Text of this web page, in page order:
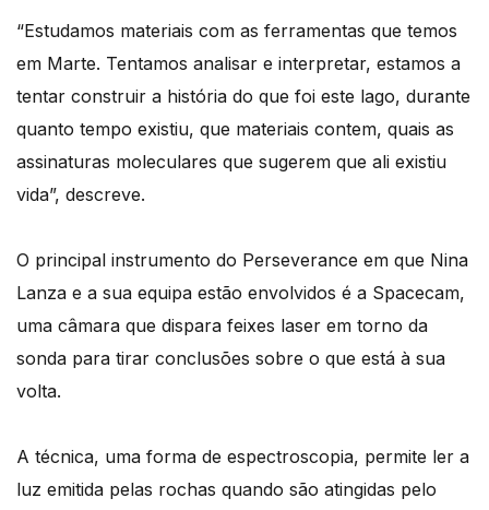
“Estudamos materiais com as ferramentas que temos
em Marte. Tentamos analisar e interpretar, estamos a
tentar construir a história do que foi este lago, durante
quanto tempo existiu, que materiais contem, quais as
assinaturas moleculares que sugerem que ali existiu
vida”, descreve.
O principal instrumento do Perseverance em que Nina
Lanza e a sua equipa estão envolvidos é a Spacecam,
uma câmara que dispara feixes laser em torno da
sonda para tirar conclusões sobre o que está à sua
volta.
A técnica, uma forma de espectroscopia, permite ler a
luz emitida pelas rochas quando são atingidas pelo